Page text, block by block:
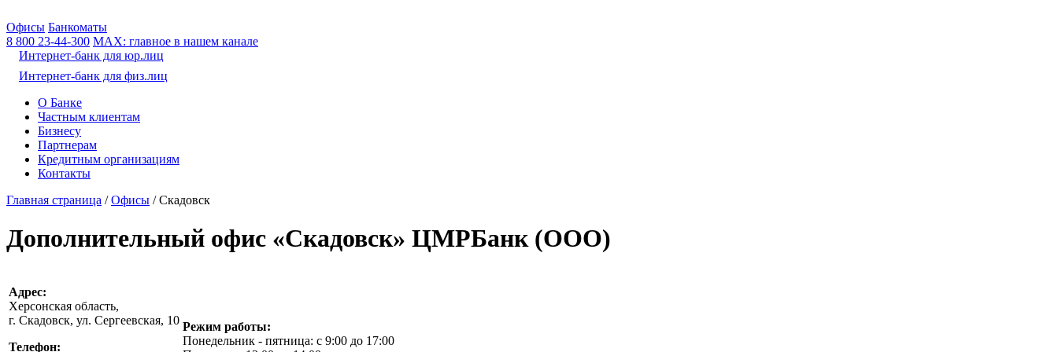
Офисы Банкоматы
8 800 23-44-300 МАХ: главное в нашем канале
Интернет-банк для юр.лиц
Интернет-банк для физ.лиц
О Банке
Частным клиентам
Бизнесу
Партнерам
Кредитным организациям
Контакты
Главная страница /Офисы /Скадовск
Дополнительный офис «Скадовск» ЦМРБанк (ООО)
Адрес:
Херсонская область,
г. Скадовск, ул. Сергеевская, 10
Телефон:
Режим работы:
Понедельник - пятница: с 9:00 до 17:00